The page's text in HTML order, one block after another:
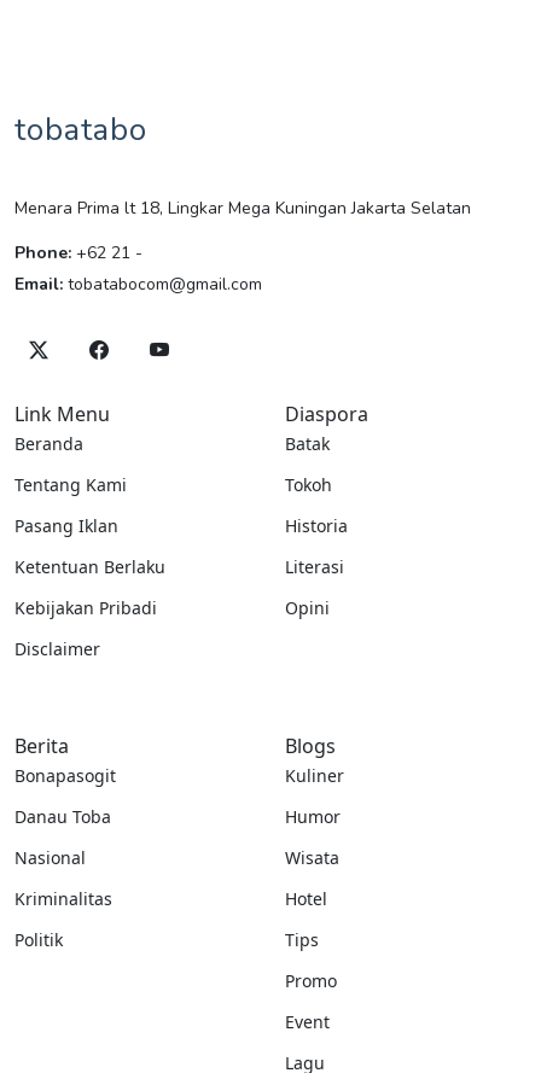
tobatabo
Menara Prima lt 18, Lingkar Mega Kuningan Jakarta Selatan
Phone: +62 21 -
Email: tobatabocom@gmail.com
Link Menu
Beranda
Tentang Kami
Pasang Iklan
Ketentuan Berlaku
Kebijakan Pribadi
Disclaimer
Diaspora
Batak
Tokoh
Historia
Literasi
Opini
Berita
Bonapasogit
Danau Toba
Nasional
Kriminalitas
Politik
Blogs
Kuliner
Humor
Wisata
Hotel
Tips
Promo
Event
Lagu